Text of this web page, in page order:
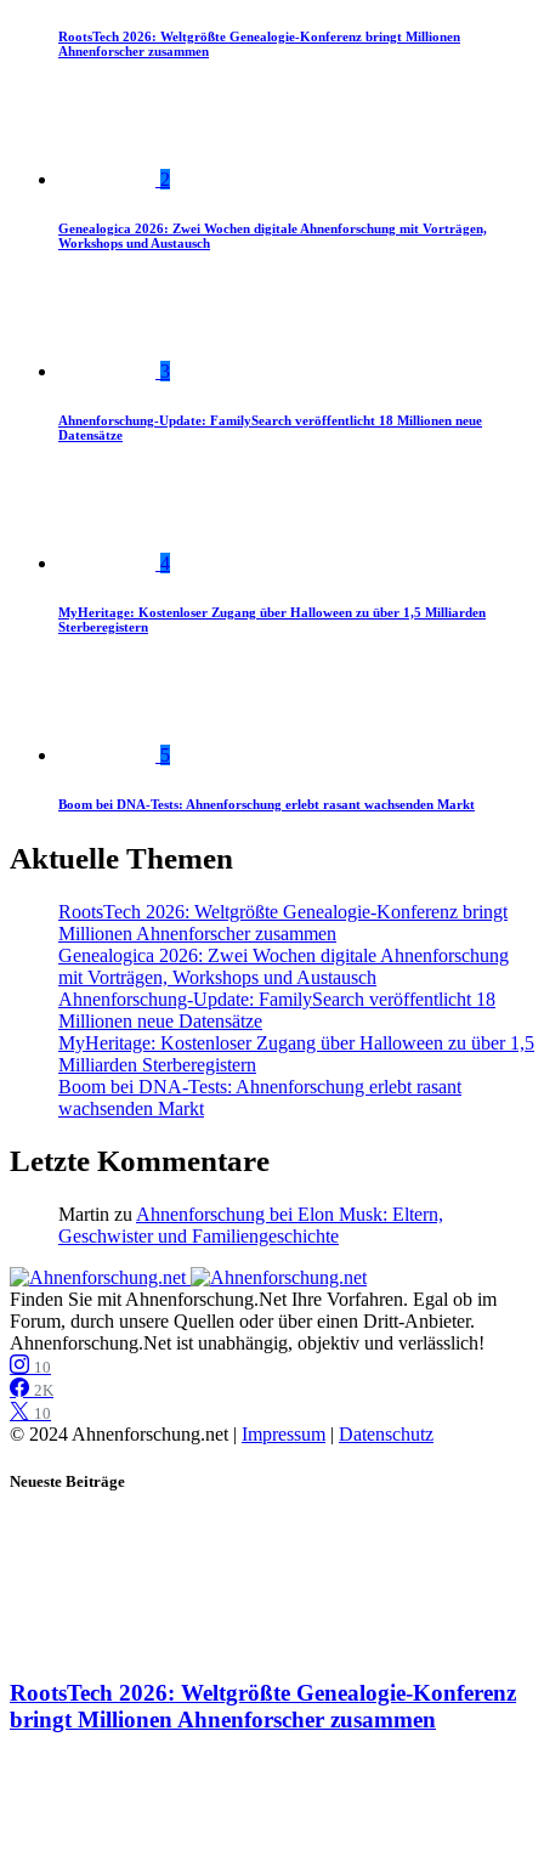
RootsTech 2026: Weltgrößte Genealogie-Konferenz bringt Millionen
Ahnenforscher zusammen
2
Genealogica 2026: Zwei Wochen digitale Ahnenforschung mit Vorträgen,
Workshops und Austausch
3
Ahnenforschung-Update: FamilySearch veröffentlicht 18 Millionen neue
Datensätze
4
MyHeritage: Kostenloser Zugang über Halloween zu über 1,5 Milliarden
Sterberegistern
5
Boom bei DNA-Tests: Ahnenforschung erlebt rasant wachsenden Markt
Aktuelle Themen
RootsTech 2026: Weltgrößte Genealogie-Konferenz bringt
Millionen Ahnenforscher zusammen
Genealogica 2026: Zwei Wochen digitale Ahnenforschung
mit Vorträgen, Workshops und Austausch
Ahnenforschung-Update: FamilySearch veröffentlicht 18
Millionen neue Datensätze
MyHeritage: Kostenloser Zugang über Halloween zu über 1,5
Milliarden Sterberegistern
Boom bei DNA-Tests: Ahnenforschung erlebt rasant
wachsenden Markt
Letzte Kommentare
Martin zu Ahnenforschung bei Elon Musk: Eltern,
Geschwister und Familiengeschichte
Finden Sie mit Ahnenforschung.Net Ihre Vorfahren. Egal ob im
Forum, durch unsere Quellen oder über einen Dritt-Anbieter.
Ahnenforschung.Net ist unabhängig, objektiv und verlässlich!
10
2K
10
© 2024 Ahnenforschung.net | Impressum | Datenschutz
Neueste Beiträge
RootsTech 2026: Weltgrößte Genealogie-Konferenz
bringt Millionen Ahnenforscher zusammen